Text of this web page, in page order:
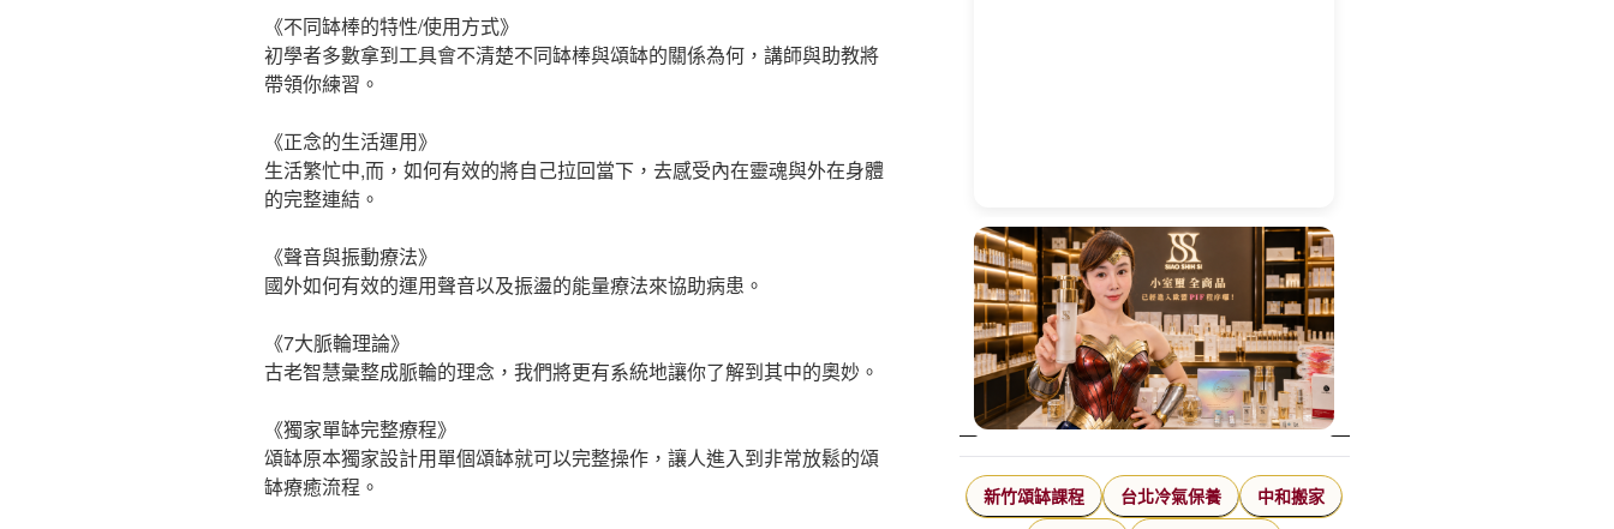
《不同缽棒的特性/使用方式》
初學者多數拿到工具會不清楚不同缽棒與頌缽的關係為何，講師與助教將
帶領你練習。
《正念的生活運用》
生活繁忙中,而，如何有效的將自己拉回當下，去感受內在靈魂與外在身體
的完整連結。
《聲音與振動療法》
國外如何有效的運用聲音以及振盪的能量療法來協助病患。
《7大脈輪理論》
古老智慧彙整成脈輪的理念，我們將更有系統地讓你了解到其中的奧妙。
《獨家單缽完整療程》
頌缽原本獨家設計用單個頌缽就可以完整操作，讓人進入到非常放鬆的頌
缽療癒流程。
新竹頌缽課程 台北冷氣保養 中和搬家